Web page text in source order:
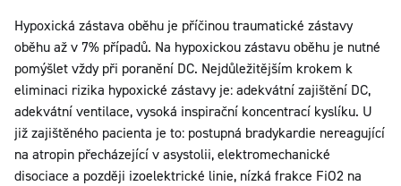
Hypoxická zástava oběhu je příčinou traumatické zástavy
oběhu až v 7% případů. Na hypoxickou zástavu oběhu je nutné
pomýšlet vždy při poranění DC. Nejdůležitějším krokem k
eliminaci rizika hypoxické zástavy je: adekvátní zajištění DC,
adekvátní ventilace, vysoká inspirační koncentrací kyslíku. U
již zajištěného pacienta je to: postupná bradykardie nereagující
na atropin přecházející v asystolii, elektromechanické
disociace a později izoelektrické linie, nízká frakce FiO2 na